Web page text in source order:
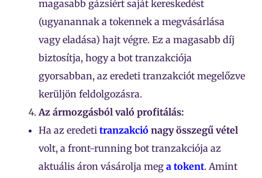
magasabb gázsiért saját kereskedést
(ugyanannak a tokennek a megvásárlása
vagy eladása) hajt végre. Ez a magasabb díj
biztosítja, hogy a bot tranzakciója
gyorsabban, az eredeti tranzakciót megelőzve
kerüljön feldolgozásra.
Az ármozgásból való profitálás:
Ha az eredeti tranzakció nagy összegű vétel
volt, a front-running bot tranzakciója az
aktuális áron vásárolja meg a tokent. Amint